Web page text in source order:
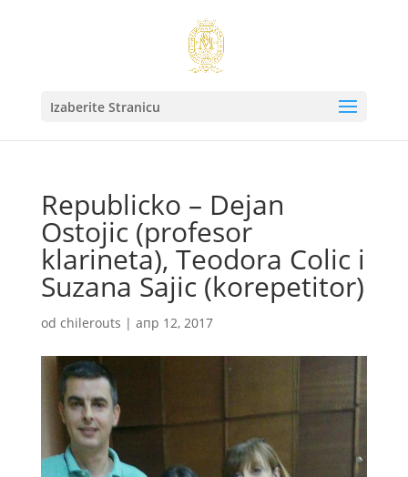
Izaberite Stranicu
Republicko – Dejan
Ostojic (profesor
klarineta), Teodora Colic i
Suzana Sajic (korepetitor)
od chilerouts | апр 12, 2017